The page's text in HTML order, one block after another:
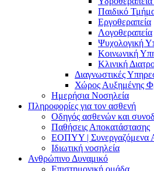
Παιδικό
Εργοθεραπεία
Λογοθεραπεία
Ψυχολογική
Κοινωνική
Κλινική
Διαγνωστικές
Χώρος Αυξημένης
Ημερήσια Νοσηλεία
Πληροφορίες για τον ασθενή
Οδηγός ασθενών και
Παθήσεις Αποκατάστασης
ΕΟΠΥΥ | Συνεργαζόμενα
Ιδιωτική νοσηλεία
Ανθρώπινο Δυναμικό
Επιστημονική ομάδα